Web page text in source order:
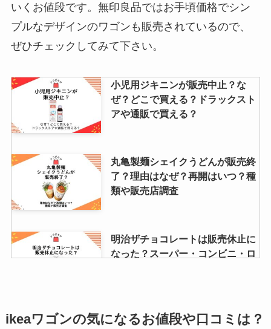
いくお値段です。無印良品ではお手頃価格でシン
プルなデザインのワゴンも販売されているので、
ぜひチェックしてみて下さい。
小児用ジキニンが販売中止？な
ぜ？どこで買える？ドラックスト
アや通販で買える？
丸亀製麺シェイクうどんが販売終
了？理由はなぜ？再開はいつ？種
類や販売店調査
明治ザチョコレートは販売休止に
なった？スーパー・コンビニ・ロ
【結婚式】スーツはどこで買う？
ikeaワゴンの気になるお値段や口コミは？